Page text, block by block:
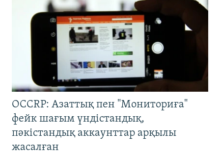
OCCRP: Азаттық пен "Мониториға"
фейк шағым үндістандық,
пәкістандық аккаунттар арқылы
жасалған